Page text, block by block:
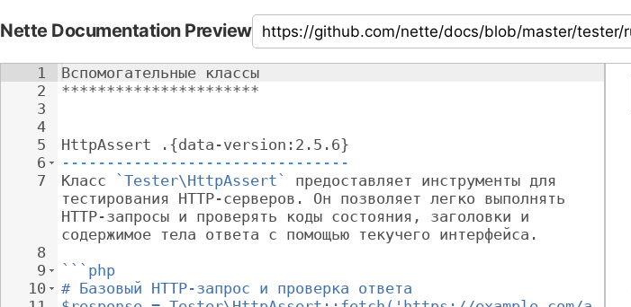
Nette Documentation Preview
1
2
3
4
5
6
7
8
9
10
Вспомогательные классы
**********************
HttpAssert .{data-version:2.5.6}
--------------------------------
Класс
`Tester\HttpAssert`
предоставляет инструменты для
тестирования HTTP-серверов. Он позволяет легко выполнять
HTTP-запросы и проверять коды состояния, заголовки и
содержимое тела ответа с помощью текучего интерфейса.
```php
# Базовый HTTP-запрос и проверка ответа